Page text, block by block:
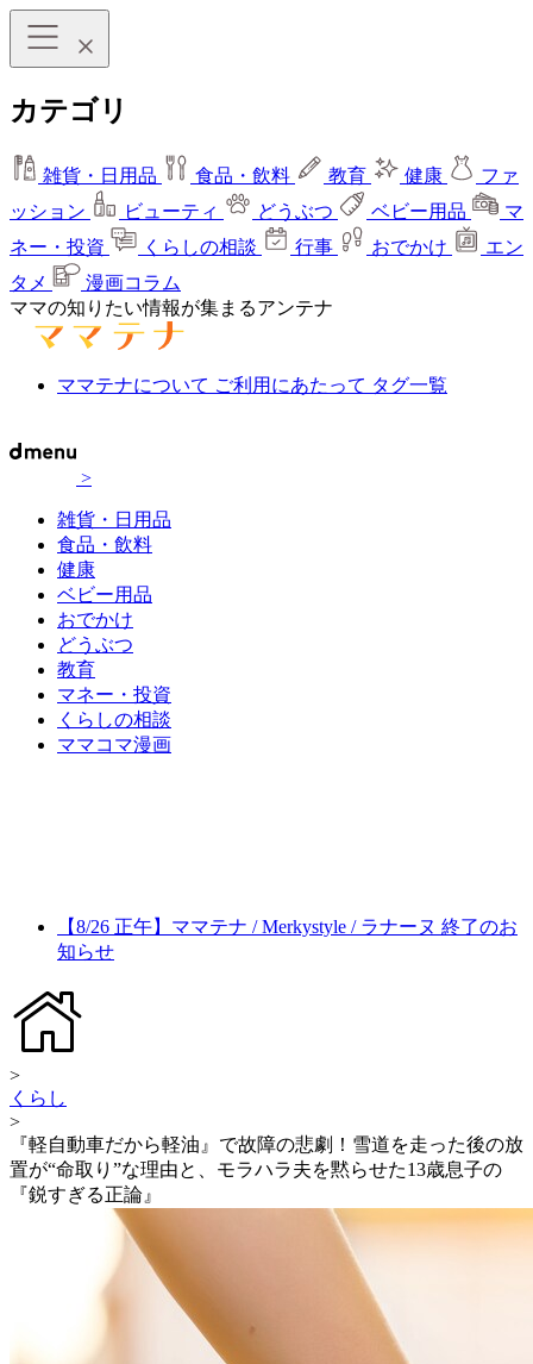
カテゴリ
雑貨・日用品 食品・飲料 教育 健康
ファ
ッション
ビューティ どうぶつ ベビー用品
マ
ネー・投資
くらしの相談 行事 おでかけ
エン
タメ
漫画コラム
ママの知りたい情報が集まるアンテナ
ママテナについて ご利用にあたって タグ一覧
>
雑貨・日用品
食品・飲料
健康
ベビー用品
おでかけ
どうぶつ
教育
マネー・投資
くらしの相談
ママコマ漫画
【8/26 正午】ママテナ / Merkystyle / ラナーヌ 終了のお
知らせ
>
くらし
>
『軽自動車だから軽油』で故障の悲劇！雪道を走った後の放
置が“命取り”な理由と、モラハラ夫を黙らせた13歳息子の
『鋭すぎる正論』